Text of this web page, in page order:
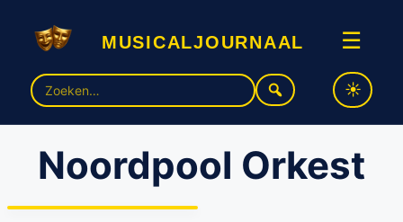
musicaljournaal ☰
Zoek
naar:
Noordpool Orkest
Eerste scenefoto’s van
Channah Hewitt en Renée
van Wegberg in ‘Woman in